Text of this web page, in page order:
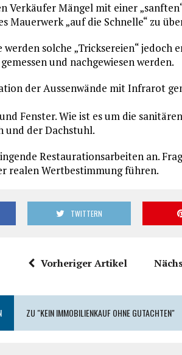
Verkäufer Mängel mit einer
Mauerwerk „auf die Schnelle“ zu
werden solche „Tricksereien“ jedoch
und nachgewiesen werden.
der Aussenwände mit Infrarot
Fenster. Wie ist es um die
und der Dachstuhl.
Restaurationsarbeiten an.
realen Wertbestimmung führen.
TWITTERN
Vorheriger Artikel
ZU "KEIN IMMOBILIENKAUF OHNE GUTACHTEN"